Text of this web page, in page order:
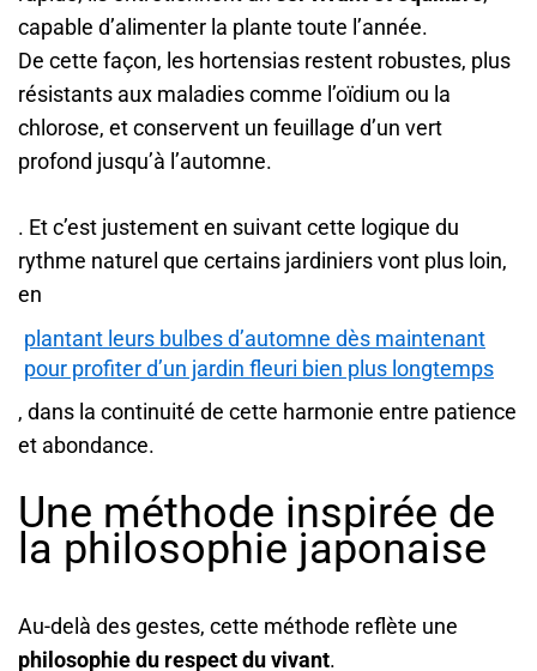
capable d’alimenter la plante toute l’année.
De cette façon, les hortensias restent robustes, plus
résistants aux maladies comme l’oïdium ou la
chlorose, et conservent un feuillage d’un vert
profond jusqu’à l’automne.
. Et c’est justement en suivant cette logique du
rythme naturel que certains jardiniers vont plus loin,
en
plantant leurs bulbes d’automne dès maintenant
pour profiter d’un jardin fleuri bien plus longtemps
, dans la continuité de cette harmonie entre patience
et abondance.
Une méthode inspirée de
la philosophie japonaise
Au-delà des gestes, cette méthode reflète une
philosophie du respect du vivant.